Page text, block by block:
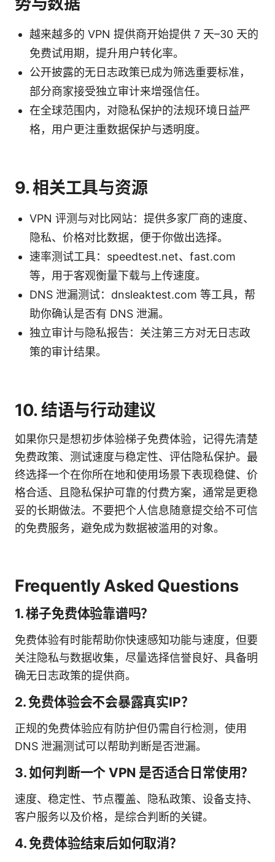
越来越多的 VPN 提供商开始提供 7 天–30 天的
免费试用期，提升用户转化率。
公开披露的无日志政策已成为筛选重要标准，
部分商家接受独立审计来增强信任。
在全球范围内，对隐私保护的法规环境日益严
格，用户更注重数据保护与透明度。
9. 相关工具与资源
VPN 评测与对比网站：提供多家厂商的速度、
隐私、价格对比数据，便于你做出选择。
速率测试工具：speedtest.net、fast.com
等，用于客观衡量下载与上传速度。
DNS 泄漏测试：dnsleaktest.com 等工具，帮
助你确认是否有 DNS 泄漏。
独立审计与隐私报告：关注第三方对无日志政
策的审计结果。
10. 结语与行动建议
如果你只是想初步体验梯子免费体验，记得先清楚
免费政策、测试速度与稳定性、评估隐私保护。最
终选择一个在你所在地和使用场景下表现稳健、价
格合适、且隐私保护可靠的付费方案，通常是更稳
妥的长期做法。不要把个人信息随意提交给不可信
的免费服务，避免成为数据被滥用的对象。
Frequently Asked Questions
1. 梯子免费体验靠谱吗？
免费体验有时能帮助你快速感知功能与速度，但要
关注隐私与数据收集，尽量选择信誉良好、具备明
确无日志政策的提供商。
2. 免费体验会不会暴露真实IP？
正规的免费体验应有防护但仍需自行检测，使用
DNS 泄漏测试可以帮助判断是否泄漏。
3. 如何判断一个 VPN 是否适合日常使用？
速度、稳定性、节点覆盖、隐私政策、设备支持、
客户服务以及价格，是综合判断的关键。
4. 免费体验结束后如何取消？